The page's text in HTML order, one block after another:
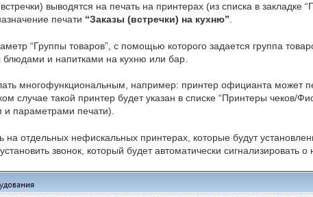
выводятся на печать на принтерах (из списка в закладке
печати “Заказы (встречки) на кухню”.
“Группы товаров”, с помощью которого задается группа
блюдами и напитками на кухню или бар.
многофункциональным, например: принтер официанта может
случае такой принтер будет указан в списке “Принтеры чеков/
и параметрами печати).
на отдельных нефискальных принтерах, которые будут
звонок, который будет автоматически сигнализировать о